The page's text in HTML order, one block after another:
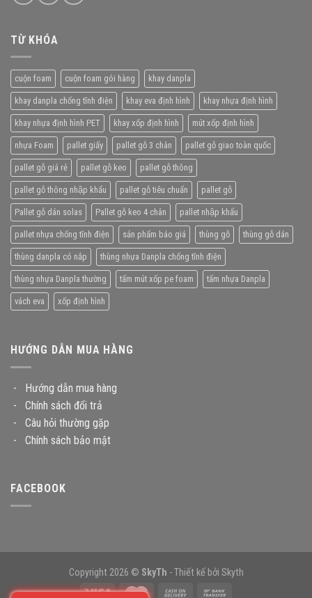
TỪ KHÓA
cuộn foam cuộn foam gói hàng khay danpla
khay danpla chống tĩnh điện khay eva định hình khay nhựa định hình
khay nhựa định hình PET khay xốp định hình mút xốp định hình
nhựa Foam pallet giấy pallet gỗ 3 chân pallet gỗ giao toàn quốc
pallet gỗ giá rẻ pallet gỗ keo pallet gỗ thông
pallet gỗ thông nhập khẩu pallet gỗ tiêu chuẩn pallet gỗ
Pallet gỗ dán solas Pallet gỗ keo 4 chân pallet nhập khẩu
pallet nhựa chống tĩnh điện sản phẩm báo giá thùng gỗ thùng gỗ dán
thùng danpla có nắp thùng nhựa Danpla chống tĩnh điện
thùng nhựa Danpla thường tấm mút xốp pe foam tấm nhựa Danpla
vách eva xốp định hình
HƯỚNG DẪN MUA HÀNG
- Hướng dẫn mua hàng
- Chính sách đổi trả
- Câu hỏi thường gặp
- Chính sách bảo mật
FACEBOOK
Copyright 2026 © SkyTh - Thiết kế bởi Skyth